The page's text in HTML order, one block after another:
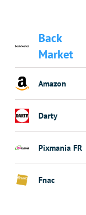
Back
Market
Amazon
Darty
Pixmania FR
Fnac